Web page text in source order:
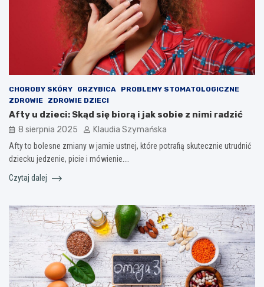
CHOROBY SKÓRY GRZYBICA
PROBLEMY STOMATOLOGICZNE
ZDROWIE
ZDROWIE DZIECI
Afty u dzieci: Skąd się biorą i jak sobie z nimi radzić
8 sierpnia 2025 Klaudia Szymańska
Afty to bolesne zmiany w jamie ustnej, które potrafią skutecznie utrudnić
dziecku jedzenie, picie i mówienie.…
Czytaj dalej